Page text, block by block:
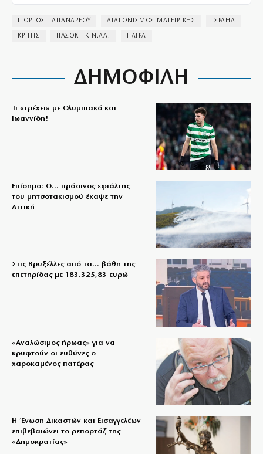
ΓΙΩΡΓΟΣ ΠΑΠΑΝΔΡΕΟΥ ΔΙΑΓΩΝΙΣΜΟΣ ΜΑΓΕΙΡΙΚΗΣ ΙΣΡΑΗΛ
ΚΡΙΤΗΣ ΠΑΣΟΚ - ΚΙΝ.ΑΛ. ΠΑΤΡΑ
ΔΗΜΟΦΙΛΗ
Τι «τρέχει» με Ολυμπιακό και
Ιωαννίδη!
Επίσημο: Ο… πράσινος εφιάλτης
του μητσοτακισμού έκαψε την
Αττική
Στις Βρυξέλλες από τα… βάθη της
επετηρίδας με 183.325,83 ευρώ
«Aναλώσιμος ήρωας» για να
κρυφτούν οι ευθύνες ο
χαροκαμένος πατέρας
Η Ένωση Δικαστών και Εισαγγελέων
επιβεβαιώνει το ρεπορτάζ της
«Δημοκρατίας»